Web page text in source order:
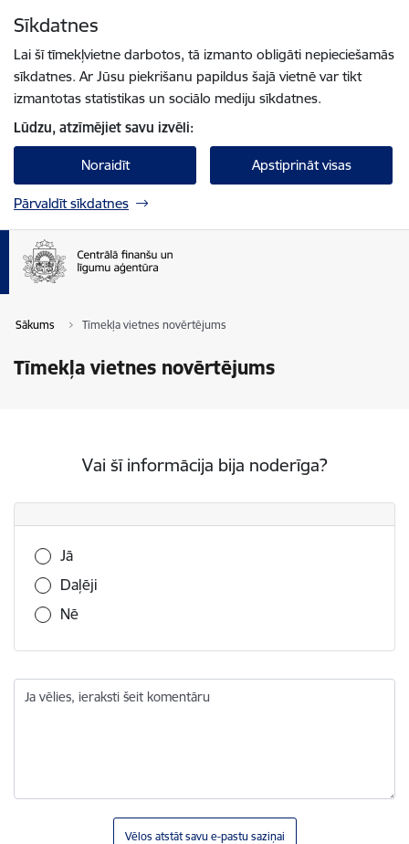
Sīkdatnes
Lai šī tīmekļvietne darbotos, tā izmanto obligāti nepieciešamās
sīkdatnes. Ar Jūsu piekrišanu papildus šajā vietnē var tikt
izmantotas statistikas un sociālo mediju sīkdatnes.
Lūdzu, atzīmējiet savu izvēli:
Noraidīt Apstiprināt visas
Pārvaldīt sīkdatnes
Sākums Tīmekļa vietnes novērtējums
Tīmekļa vietnes novērtējums
Vai šī informācija bija noderīga?
Vai šī informācija bija noderīga?
Jā
Daļēji
Nē
Ja vēlies, ieraksti šeit komentāru
Vēlos atstāt savu e-pastu saziņai